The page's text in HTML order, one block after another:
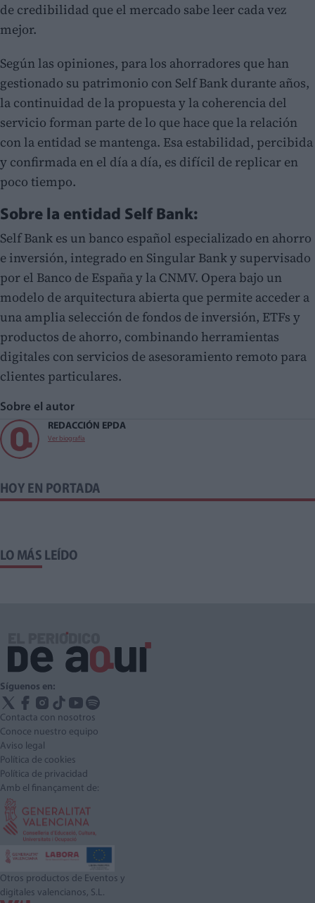
de credibilidad que el mercado sabe leer cada vez
mejor.
Según las opiniones, para los ahorradores que han
gestionado su patrimonio con Self Bank durante años,
la continuidad de la propuesta y la coherencia del
servicio forman parte de lo que hace que la relación
con la entidad se mantenga. Esa estabilidad, percibida
y confirmada en el día a día, es difícil de replicar en
poco tiempo.
Sobre la entidad Self Bank:
Self Bank es un banco español especializado en ahorro
e inversión, integrado en Singular Bank y supervisado
por el Banco de España y la CNMV. Opera bajo un
modelo de arquitectura abierta que permite acceder a
una amplia selección de fondos de inversión, ETFs y
productos de ahorro, combinando herramientas
digitales con servicios de asesoramiento remoto para
clientes particulares.
Sobre el autor
REDACCIÓN EPDA
Ver biografía
HOY EN PORTADA
LO MÁS LEÍDO
Síguenos en:
Contacta con nosotros
Conoce nuestro equipo
Aviso legal
Política de cookies
Política de privacidad
Amb el finançament de:
Otros productos de Eventos y
digitales valencianos, S.L.